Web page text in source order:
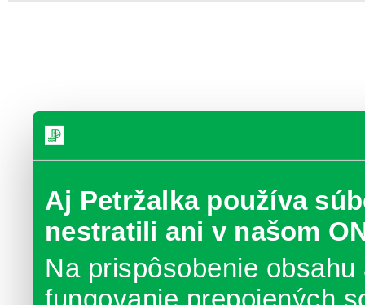
Aj Petržalka používa
nestratili ani v našom
Na prispôsobenie